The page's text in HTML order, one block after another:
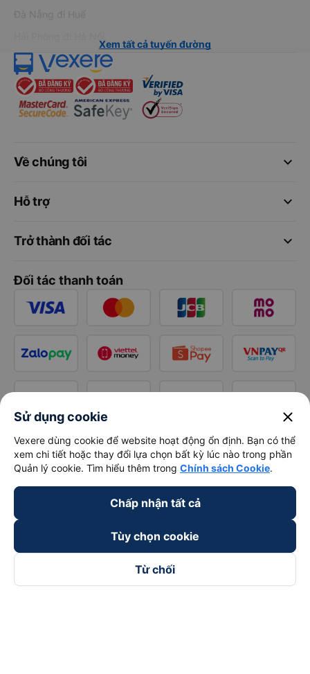
Đà Nẵng đi Huế
Xem tất cả tuyến đường
keyboard_arrow_down
Về chúng tôi
keyboard_arrow_down
Hỗ trợ
keyboard_arrow_down
Trở thành đối tác
Đối tác thanh toán
Sử dụng cookie close
Vexere dùng cookie để website hoạt động ổn định. Bạn có thể
xem chi tiết hoặc thay đổi lựa chọn bất kỳ lúc nào trong phần
Quản lý cookie. Tìm hiểu thêm trong Chính sách Cookie.
Chấp nhận tất cả
Tùy chọn cookie
Từ chối